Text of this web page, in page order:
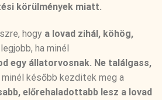
körülmények miatt.
hogy a lovad zihál, köhög,
ha minél
egy állatorvosnak. Ne találgass,
később kezditek meg a
előrehaladottabb lesz a lovad